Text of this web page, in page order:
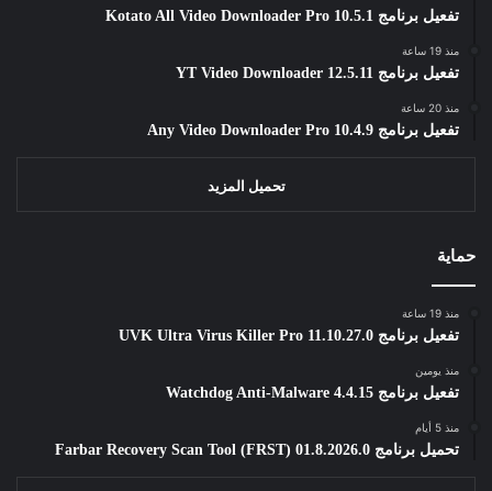
تفعيل برنامج Kotato All Video Downloader Pro 10.5.1
منذ 19 ساعة
تفعيل برنامج YT Video Downloader 12.5.11
منذ 20 ساعة
تفعيل برنامج Any Video Downloader Pro 10.4.9
تحميل المزيد
حماية
منذ 19 ساعة
تفعيل برنامج UVK Ultra Virus Killer Pro 11.10.27.0
منذ يومين
تفعيل برنامج Watchdog Anti-Malware 4.4.15
منذ 5 أيام
تحميل برنامج Farbar Recovery Scan Tool (FRST) 01.8.2026.0